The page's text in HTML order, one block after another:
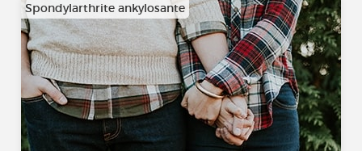
Spondylarthrite ankylosante